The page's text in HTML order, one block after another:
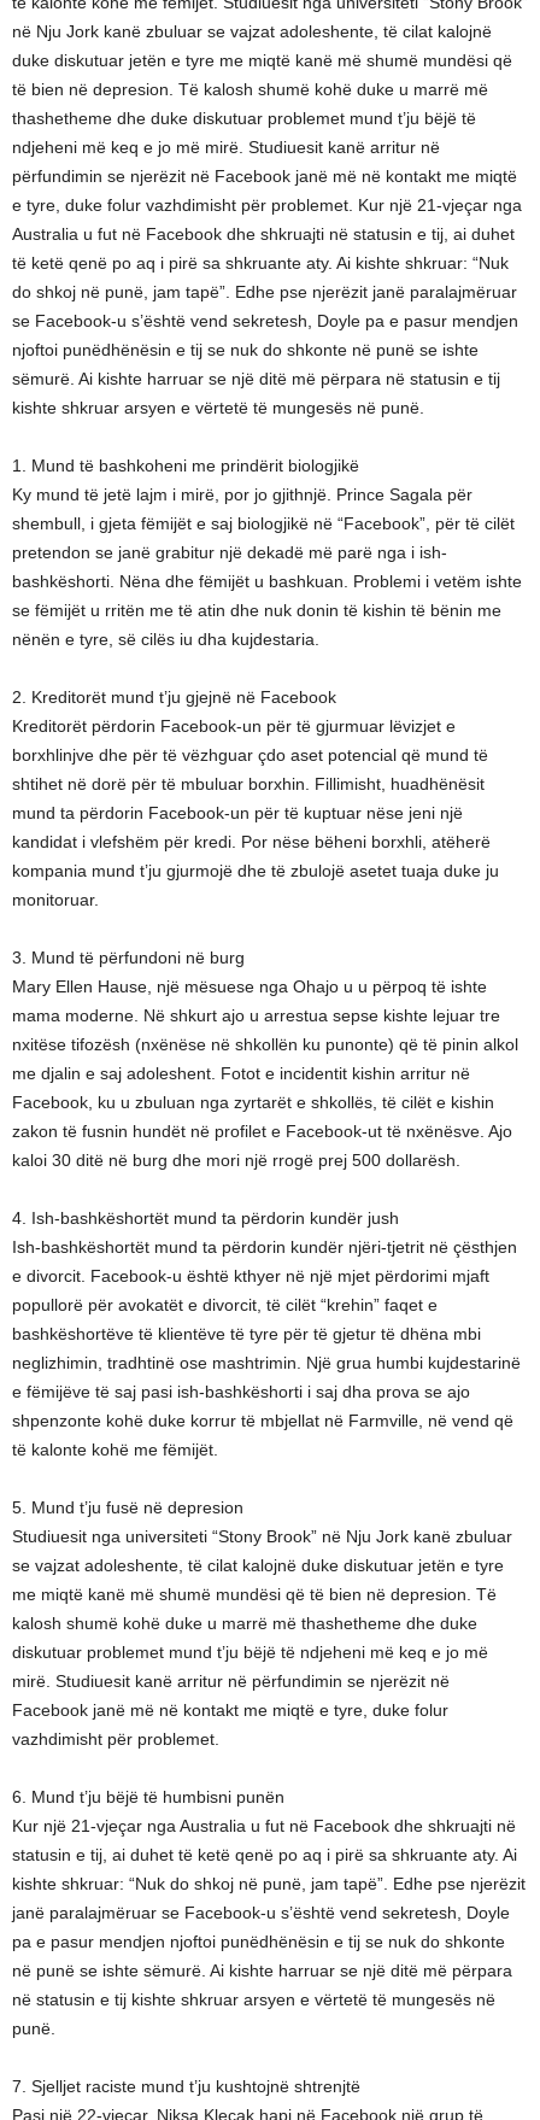
në Nju Jork kanë zbuluar se vajzat adoleshente, të cilat kalojnë
duke diskutuar jetën e tyre me miqtë kanë më shumë mundësi që
të bien në depresion. Të kalosh shumë kohë duke u marrë më
thashetheme dhe duke diskutuar problemet mund t’ju bëjë të
ndjeheni më keq e jo më mirë. Studiuesit kanë arritur në
përfundimin se njerëzit në Facebook janë më në kontakt me miqtë
e tyre, duke folur vazhdimisht për problemet. Kur një 21-vjeçar nga
Australia u fut në Facebook dhe shkruajti në statusin e tij, ai duhet
të ketë qenë po aq i pirë sa shkruante aty. Ai kishte shkruar: “Nuk
do shkoj në punë, jam tapë”. Edhe pse njerëzit janë paralajmëruar
se Facebook-u s’është vend sekretesh, Doyle pa e pasur mendjen
njoftoi punëdhënësin e tij se nuk do shkonte në punë se ishte
sëmurë. Ai kishte harruar se një ditë më përpara në statusin e tij
kishte shkruar arsyen e vërtetë të mungesës në punë.
1. Mund të bashkoheni me prindërit biologjikë
Ky mund të jetë lajm i mirë, por jo gjithnjë. Prince Sagala për
shembull, i gjeta fëmijët e saj biologjikë në “Facebook”, për të cilët
pretendon se janë grabitur një dekadë më parë nga i ish-
bashkëshorti. Nëna dhe fëmijët u bashkuan. Problemi i vetëm ishte
se fëmijët u rritën me të atin dhe nuk donin të kishin të bënin me
nënën e tyre, së cilës iu dha kujdestaria.
2. Kreditorët mund t’ju gjejnë në Facebook
Kreditorët përdorin Facebook-un për të gjurmuar lëvizjet e
borxhlinjve dhe për të vëzhguar çdo aset potencial që mund të
shtihet në dorë për të mbuluar borxhin. Fillimisht, huadhënësit
mund ta përdorin Facebook-un për të kuptuar nëse jeni një
kandidat i vlefshëm për kredi. Por nëse bëheni borxhli, atëherë
kompania mund t’ju gjurmojë dhe të zbulojë asetet tuaja duke ju
monitoruar.
3. Mund të përfundoni në burg
Mary Ellen Hause, një mësuese nga Ohajo u u përpoq të ishte
mama moderne. Në shkurt ajo u arrestua sepse kishte lejuar tre
nxitëse tifozësh (nxënëse në shkollën ku punonte) që të pinin alkol
me djalin e saj adoleshent. Fotot e incidentit kishin arritur në
Facebook, ku u zbuluan nga zyrtarët e shkollës, të cilët e kishin
zakon të fusnin hundët në profilet e Facebook-ut të nxënësve. Ajo
kaloi 30 ditë në burg dhe mori një rrogë prej 500 dollarësh.
4. Ish-bashkëshortët mund ta përdorin kundër jush
Ish-bashkëshortët mund ta përdorin kundër njëri-tjetrit në çësthjen
e divorcit. Facebook-u është kthyer në një mjet përdorimi mjaft
popullorë për avokatët e divorcit, të cilët “krehin” faqet e
bashkëshortëve të klientëve të tyre për të gjetur të dhëna mbi
neglizhimin, tradhtinë ose mashtrimin. Një grua humbi kujdestarinë
e fëmijëve të saj pasi ish-bashkëshorti i saj dha prova se ajo
shpenzonte kohë duke korrur të mbjellat në Farmville, në vend që
të kalonte kohë me fëmijët.
5. Mund t’ju fusë në depresion
Studiuesit nga universiteti “Stony Brook” në Nju Jork kanë zbuluar
se vajzat adoleshente, të cilat kalojnë duke diskutuar jetën e tyre
me miqtë kanë më shumë mundësi që të bien në depresion. Të
kalosh shumë kohë duke u marrë më thashetheme dhe duke
diskutuar problemet mund t’ju bëjë të ndjeheni më keq e jo më
mirë. Studiuesit kanë arritur në përfundimin se njerëzit në
Facebook janë më në kontakt me miqtë e tyre, duke folur
vazhdimisht për problemet.
6. Mund t’ju bëjë të humbisni punën
Kur një 21-vjeçar nga Australia u fut në Facebook dhe shkruajti në
statusin e tij, ai duhet të ketë qenë po aq i pirë sa shkruante aty. Ai
kishte shkruar: “Nuk do shkoj në punë, jam tapë”. Edhe pse njerëzit
janë paralajmëruar se Facebook-u s’është vend sekretesh, Doyle
pa e pasur mendjen njoftoi punëdhënësin e tij se nuk do shkonte
në punë se ishte sëmurë. Ai kishte harruar se një ditë më përpara
në statusin e tij kishte shkruar arsyen e vërtetë të mungesës në
punë.
7. Sjelljet raciste mund t’ju kushtojnë shtrenjtë
Pasi një 22-vjeçar, Niksa Klecak hapi në Facebook një grup të